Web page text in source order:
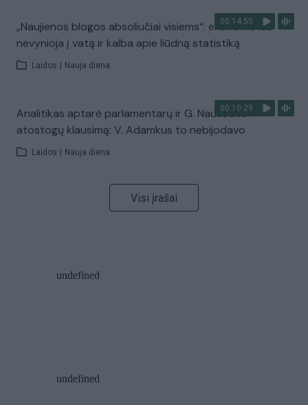
00:14:55
„Naujienos blogos absoliučiai visiems“: ekonomistas
nevynioja į vatą ir kalba apie liūdną statistiką
Laidos Nauja diena
00:10:29
Analitikas aptarė parlamentarų ir G. Nausėdos
atostogų klausimą: V. Adamkus to nebijodavo
Laidos Nauja diena
Visi įrašai